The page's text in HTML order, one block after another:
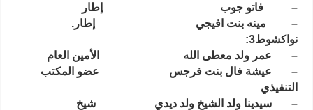
– فاتو جوب إطار
– مينه بنت افيجي إطار.
نواكشوط3:
– عمر ولد معطى الله الأمين العام
– عيشة فال بنت فرجس عضو المكتب
التنفيذي
– سيدينا ولد الشيخ ولد ديدي شيخ